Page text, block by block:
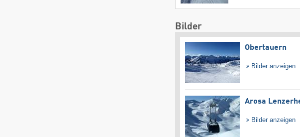
Bilder
Obertauern
Bilder anzeigen
Arosa
Bilder anzeigen